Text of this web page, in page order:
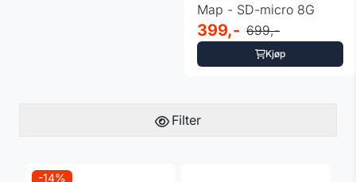
Map - SD-micro 8G
399,- 699,-
Kjøp
Filter
-14%